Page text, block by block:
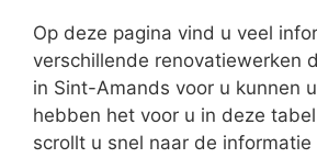
Op deze pagina vind u veel
verschillende renovatiewerken
in Sint-Amands voor u kunnen
hebben het voor u in deze
scrollt u snel naar de informatie